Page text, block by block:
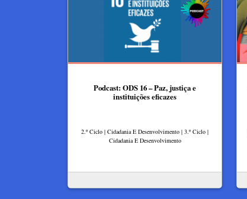
Podcast: ODS 16 – Paz, justiça e
instituições eficazes
2.º Ciclo | Cidadania E Desenvolvimento | 3.º Ciclo |
Cidadania E Desenvolvimento